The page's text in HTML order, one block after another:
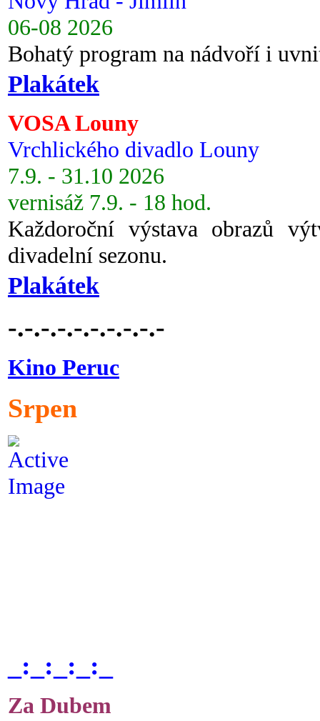
06-08 2026
Bohatý program na nádvoří i
Plakátek
VOSA Louny
Vrchlického divadlo Louny
7.9. - 31.10 2026
vernisáž 7.9. - 18 hod.
Každoroční výstava obrazů
divadelní sezonu.
Plakátek
-.-.-.-.-.-.-.-.-.-
Kino Peruc
Srpen
_:_:_:_:_
Za Dubem